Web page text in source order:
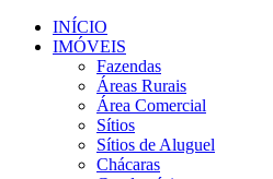
INÍCIO
IMÓVEIS
Fazendas
Áreas Rurais
Área Comercial
Sítios
Sítios de Aluguel
Chácaras